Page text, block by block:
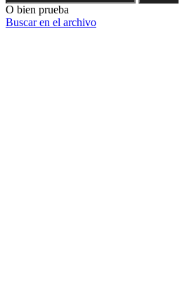
O bien prueba
Buscar en el archivo